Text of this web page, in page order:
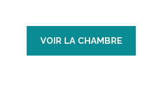
VOIR LA CHAMBRE